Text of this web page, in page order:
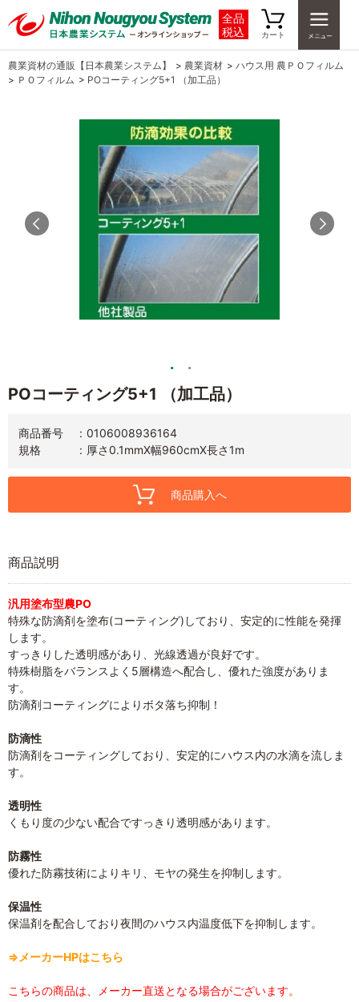
全品
税込
カート
農業資材の通販【日本農業システム】 > 農業資材 > ハウス用 農ＰＯフィルム
> ＰＯフィルム > POコーティング5+1 （加工品）
POコーティング5+1 （加工品）
商品番号
0106008936164
規格
厚さ0.1mmX幅960cmX長さ1m
商品購入へ
商品説明
汎用塗布型農PO
特殊な防滴剤を塗布(コーティング)しており、安定的に性能を発揮
します。
すっきりした透明感があり、光線透過が良好です。
特殊樹脂をバランスよく5層構造へ配合し、優れた強度がありま
す。
防滴剤コーティングによりボタ落ち抑制！
防滴性
防滴剤をコーティングしており、安定的にハウス内の水滴を流しま
す。
透明性
くもり度の少ない配合ですっきり透明感があります。
防霧性
優れた防霧技術によりキリ、モヤの発生を抑制します。
保温性
保温剤を配合しており夜間のハウス内温度低下を抑制します。
⇒メーカーHPはこちら
こちらの商品は、メーカー直送となる場合がございます。